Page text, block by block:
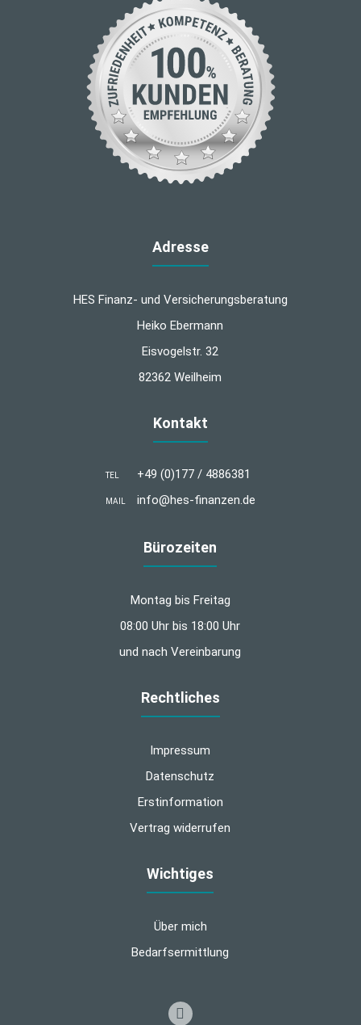
Adresse
HES Finanz- und Versicherungsberatung
Heiko Ebermann
Eisvogelstr. 32
82362 Weilheim
Kontakt
TEL +49 (0)177 / 4886381
MAIL info@hes-finanzen.de
Bürozeiten
Montag bis Freitag
08:00 Uhr bis 18:00 Uhr
und nach Vereinbarung
Rechtliches
Impressum
Datenschutz
Erstinformation
Vertrag widerrufen
Wichtiges
Über mich
Bedarfsermittlung